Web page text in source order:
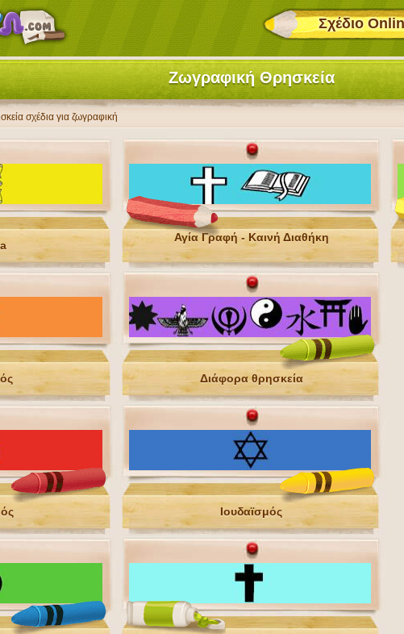
Σχέδιο
Ζωγραφική Θρησκεία
σχέδια για ζωγραφική
Αγία Γραφή - Καινή Διαθήκη
Διάφορα θρησκεία
Ιουδαϊσμός